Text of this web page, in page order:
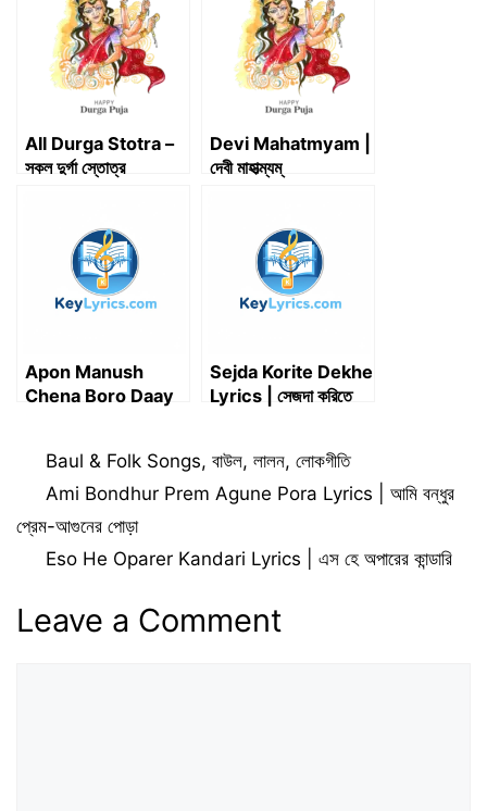
r
)
k
All Durga Stotra –
সকল দুর্গা স্তোত্র
Devi Mahatmyam |
দেবী মাহাত্ম্যম্
Apon Manush
Chena Boro Daay
Baul
Sejda Korite Dekhe
Lyrics | সেজদা করিতে
Categories
Baul & Folk Songs,বাউল,লালন,লোকগীতি
Ami Bondhur Prem Agune Pora Lyrics | আমি বন্ধুর
প্রেম-আগুনের পোড়া
Eso He Oparer Kandari Lyrics | এস হে অপারের কান্ডারি
Leave a Comment